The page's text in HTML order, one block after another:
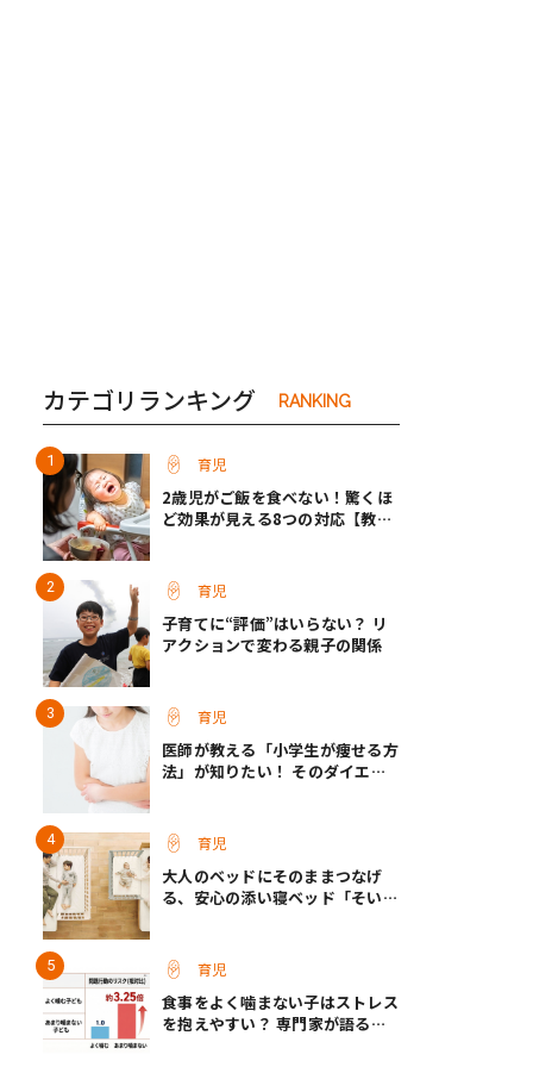
夫婦
カテゴリランキング RANKING
育児
2歳児がご飯を食べない！驚くほ
ど効果が見える8つの対応【教え
育児
子育てに“評価”はいらない？ リ
アクションで変わる親子の関係
育児
医師が教える「小学生が痩せる方
法」が知りたい！ そのダイエッ
育児
大人のベッドにそのままつなげ
る、安心の添い寝ベッド「そいね
育児
食事をよく噛まない子はストレス
を抱えやすい？ 専門家が語る、